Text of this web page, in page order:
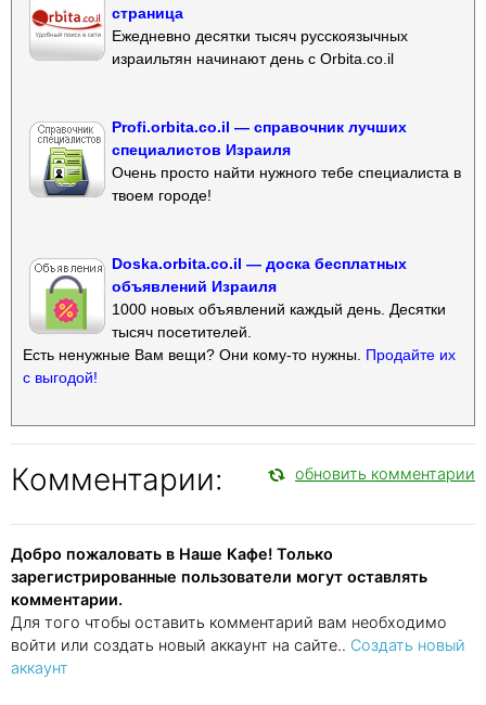
страница
Ежедневно десятки тысяч русскоязычных
израильтян начинают день с Orbita.co.il
Profi.orbita.co.il — справочник лучших
специалистов Израиля
Очень просто найти нужного тебе специалиста в
твоем городе!
Doska.orbita.co.il — доска бесплатных
объявлений Израиля
1000 новых объявлений каждый день. Десятки
тысяч посетителей.
Есть ненужные Вам вещи? Они кому-то нужны. Продайте их
с выгодой!
Комментарии: обновить комментарии
Добро пожаловать в Наше Кафе! Только
зарегистрированные пользователи могут оставлять
комментарии.
Для того чтобы оставить комментарий вам необходимо
войти или создать новый аккаунт на сайте.. Создать новый
аккаунт